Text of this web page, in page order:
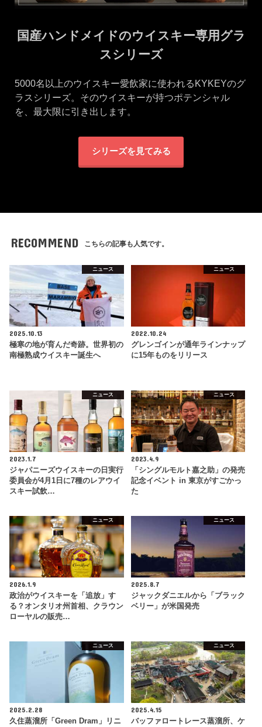
国産ハンドメイドのウイスキー専用グラ
スシリーズ
5000名以上のウイスキー愛飲家に使われるKYKEYのグ
ラスシリーズ。そのウイスキーが持つポテンシャル
を、最大限に引き出します。
シリーズを見てみる
RECOMMEND こちらの記事も人気です。
ニュース
2025.10.13
極寒の地が育んだ奇跡。世界初の
南極熟成ウイスキー誕生へ
ニュース
2022.10.24
グレンゴインが通年ラインナップ
に15年ものをリリース
ニュース
2023.1.7
ジャパニーズウイスキーの日実行
委員会が4月1日に7種のレアウイ
スキー試飲…
ニュース
2023.4.9
「シングルモルト嘉之助」の発売
記念イベント in 東京がすごかっ
た
ニュース
2026.1.9
政治がウイスキーを「追放」す
る？オンタリオ州首相、クラウン
ローヤルの販売…
ニュース
2025.8.7
ジャックダニエルから「ブラック
ベリー」が米国発売
ニュース
2025.2.28
久住蒸溜所「Green Dram」リニ
ニュース
2025.4.15
バッファロートレース蒸溜所、ケ